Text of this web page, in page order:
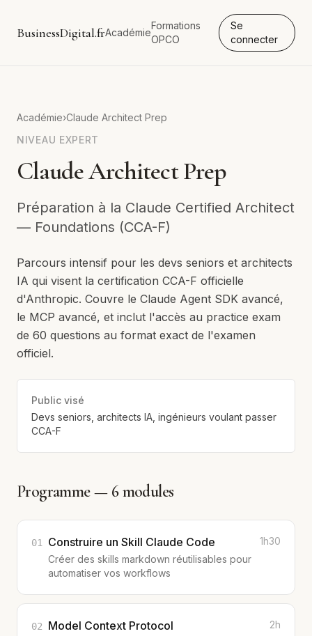
BusinessDigital.frAcadémie
Formations
OPCO
Se
connecter
Académie›Claude Architect Prep
NIVEAU EXPERT
Claude Architect Prep
Préparation à la Claude Certified Architect
— Foundations (CCA-F)
Parcours intensif pour les devs seniors et architects
IA qui visent la certification CCA-F officielle
d'Anthropic. Couvre le Claude Agent SDK avancé,
le MCP avancé, et inclut l'accès au practice exam
de 60 questions au format exact de l'examen
officiel.
Public visé
Devs seniors, architects IA, ingénieurs voulant passer
CCA-F
Programme — 6modules
01 Construire un Skill Claude Code
Créer des skills markdown réutilisables pour
automatiser vos workflows
1h30
02 Model Context Protocol 2h